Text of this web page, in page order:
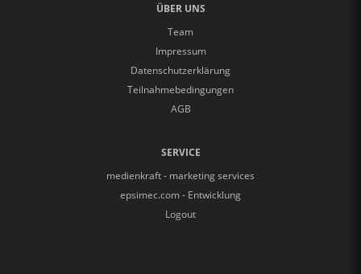
ÜBER UNS
Team
Impressum
Datenschutzerklärung
Teilnahmebedingungen
AGB
SERVICE
medienkraft - marketing services
epsimec.com - Entwicklung
Logout